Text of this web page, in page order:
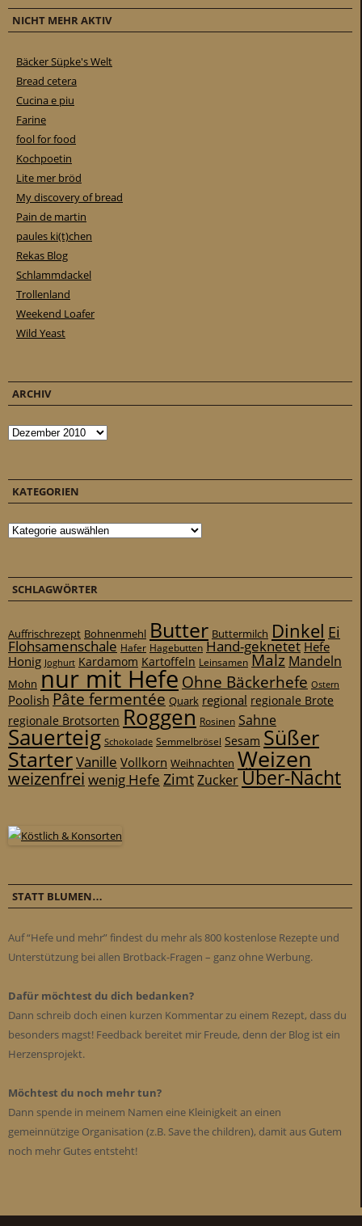
NICHT MEHR AKTIV
Bäcker Süpke's Welt
Bread cetera
Cucina e piu
Farine
fool for food
Kochpoetin
Lite mer bröd
My discovery of bread
Pain de martin
paules ki(t)chen
Rekas Blog
Schlammdackel
Trollenland
Weekend Loafer
Wild Yeast
ARCHIV
Archiv
KATEGORIEN
Kategorien
SCHLAGWÖRTER
Auffrischrezept Bohnenmehl Butter Buttermilch Dinkel Ei
Flohsamenschale Hafer Hagebutten Hand-geknetet Hefe
Honig Joghurt Kardamom Kartoffeln Leinsamen Malz Mandeln
Mohn nur mit Hefe Ohne Bäckerhefe Ostern
Poolish Pâte fermentée Quark regional regionale Brote
regionale Brotsorten Roggen Rosinen Sahne
Sauerteig Schokolade Semmelbrösel Sesam Süßer
StarterVanille Vollkorn Weihnachten Weizen
weizenfrei wenig Hefe ZimtZuckerÜber-Nacht
STATT BLUMEN…
Auf “Hefe und mehr” findest du mehr als 800 kostenlose Rezepte und
Unterstützung bei allen Brotback-Fragen – ganz ohne Werbung.
Dafür möchtest du dich bedanken?
Dann schreib doch einen kurzen Kommentar zu einem Rezept, dass du
besonders magst! Feedback bereitet mir Freude, denn der Blog ist ein
Herzensprojekt.
Möchtest du noch mehr tun?
Dann spende in meinem Namen eine Kleinigkeit an einen
gemeinnützige Organisation (z.B. Save the children), damit aus Gutem
noch mehr Gutes entsteht!